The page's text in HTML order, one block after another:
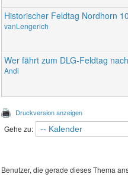
Historischer Feldtag Nordhorn
vanLengerich
Wer fährt zum DLG-Feldtag
Andi
Druckversion anzeigen
Gehe zu:
Benutzer, die gerade dieses Thema